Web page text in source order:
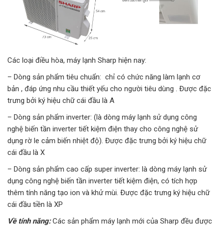
Các loại điều hòa, máy lạnh Sharp hiện nay:
– Dòng sản phẩm tiêu chuẩn: chỉ có chức năng làm lạnh cơ
bản , đáp ứng nhu cầu thiết yếu cho người tiêu dùng . Được đặc
trưng bởi ký hiệu chữ cái đầu là A
– Dòng sản phẩm inverter: (là dòng máy lạnh sử dụng công
nghệ biến tần inverter tiết kiệm điện thay cho công nghệ sử
dụng rờ le cảm biến nhiệt độ). Được đặc trưng bởi ký hiệu chữ
cái đầu là X
– Dòng sản phẩm cao cấp super inverter: là dòng máy lạnh sử
dụng công nghệ biến tần inverter tiết kiệm điện, có tích hợp
thêm tính năng tạo ion và khử mùi. Được đặc trưng ký hiệu chữ
cái đầu tiền là XP
Về tính năng:Các sản phẩm máy lạnh mới của Sharp đều được